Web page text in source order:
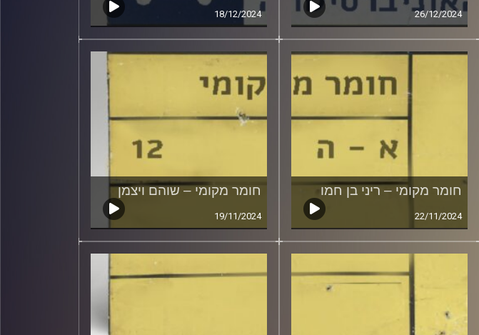
26/12/2024
18/12/2024
חומר מקומי – ריני בן חמו
22/11/2024
חומר מקומי – שוהם ויצמן
19/11/2024